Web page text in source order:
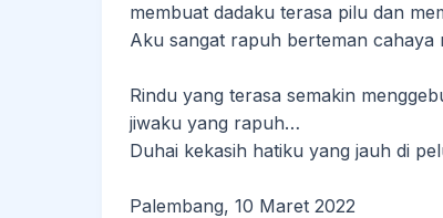
membuat dadaku terasa pilu dan
Aku sangat rapuh berteman cahaya
Rindu yang terasa semakin
jiwaku yang rapuh…
Duhai kekasih hatiku yang jauh di
Palembang, 10 Maret 2022